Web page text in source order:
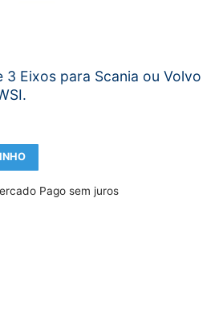
3 Eixos para Scania ou Volvo
Pago sem juros